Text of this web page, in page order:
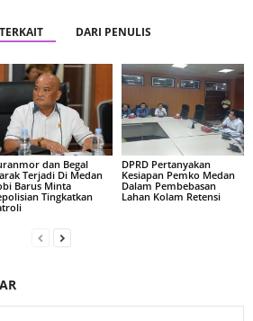
DARI PENULIS
dan Begal
Terjadi Di Medan
Barus Minta
Tingkatkan
DPRD Pertanyakan
Kesiapan Pemko Medan
Dalam Pembebasan
Lahan Kolam Retensi